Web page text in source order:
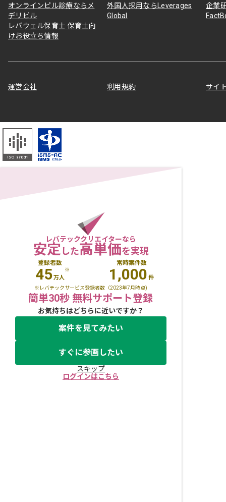
オンラインピル診療ならメ
デリピル
外国人採用ならLeverages
Global
企業
レバウェル保育士 保育士向
けお役立ち情報
運営会社 利用規約 サイ
レバテッククリエイターなら
安定した高単価を実現
登録者数
45万人
※
常時案件数
1,000 件
※レバテックサービス登録者数（2023年7月時点)
簡単30秒 無料サポート登録
お気持ちはどちらに近いですか？
案件を見てみたい
すぐに参画したい
スキップ
ログインはこちら